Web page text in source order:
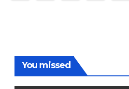
You missed